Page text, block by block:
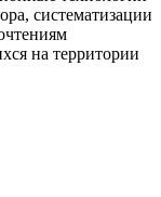
систематизации
на территории